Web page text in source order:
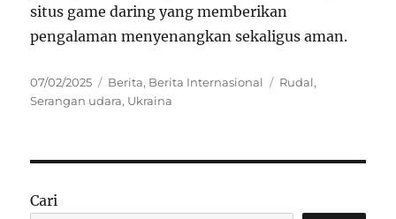
situs game daring yang memberikan
pengalaman menyenangkan sekaligus aman.
Posted
on
07/02/2025 Categories
Berita, Berita Internasional Tags
Rudal,
Serangan udara, Ukraina
Cari